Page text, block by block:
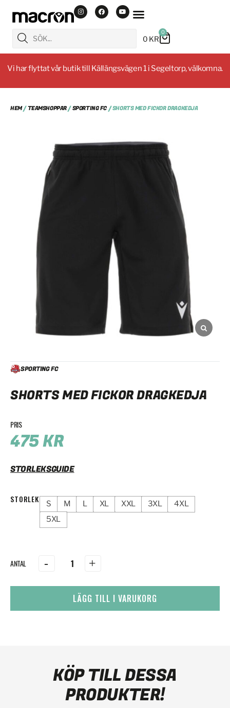
0 KR
0
Vi har flyttat vår butik till Källängsvägen 1 i Segeltorp, välkomna.
HEM/TEAMSHOPPAR/SPORTING FC/ SHORTS MED FICKOR DRAGKEDJA
SPORTING FC
SHORTS MED FICKOR DRAGKEDJA
475KR
STORLEKSGUIDE
STORLEK S M L XL XXL 3XL
4XL
5XL
- +
LÄGG TILL I VARUKORG
KÖP TILL DESSA
PRODUKTER!